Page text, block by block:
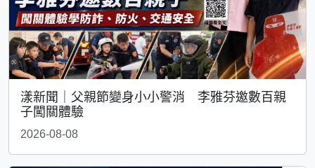
漾新聞｜父親節變身小小警消 李雅芬邀數百親
子闖關體驗
2026-08-08